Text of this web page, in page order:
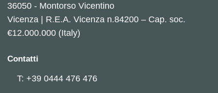
36050 - Montorso Vicentino
Vicenza | R.E.A. Vicenza n.84200 – Cap. soc.
€12.000.000 (Italy)
Contatti
T: +39 0444 476 476